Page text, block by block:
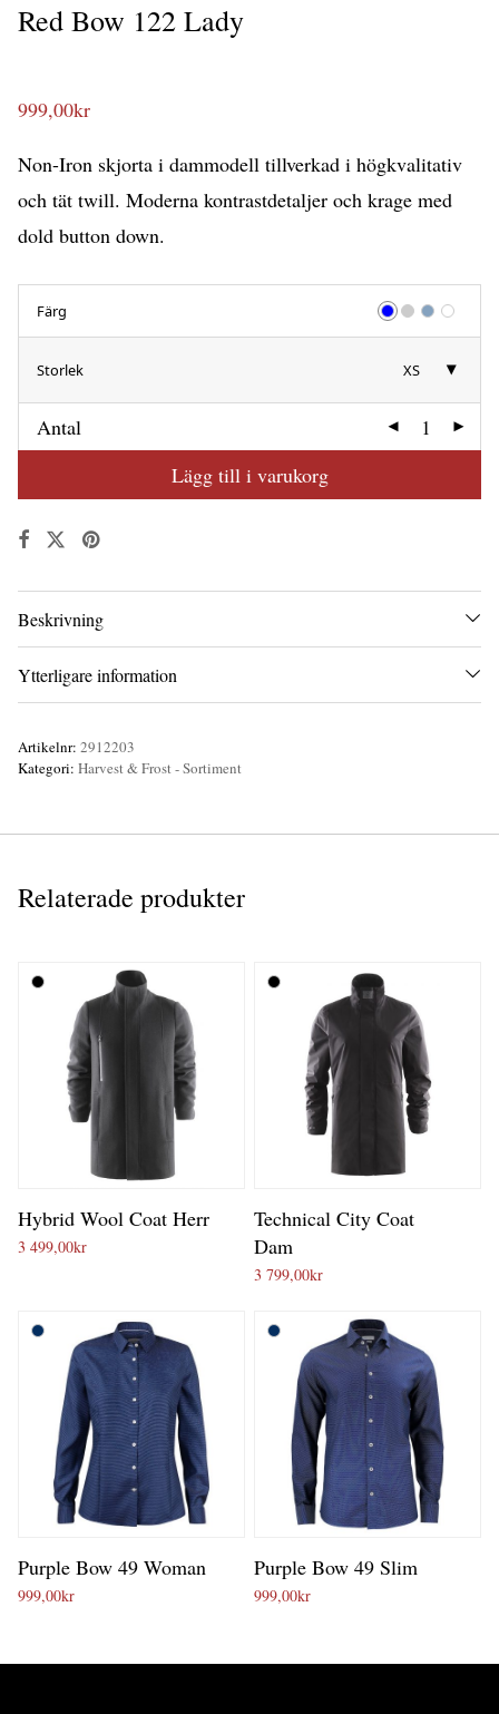
Red Bow 122 Lady
999,00kr
Non-Iron skjorta i dammodell tillverkad i högkvalitativ
och tät twill. Moderna kontrastdetaljer och krage med
dold button down.
Färg
Storlek XS
Antal
Lägg till i varukorg
Beskrivning
Ytterligare information
Artikelnr: 2912203
Kategori: Harvest & Frost - Sortiment
Relaterade produkter
Hybrid Wool Coat Herr
3 499,00kr
Technical City Coat
Dam
3 799,00kr
Purple Bow 49 Woman
999,00kr
Purple Bow 49 Slim
999,00kr